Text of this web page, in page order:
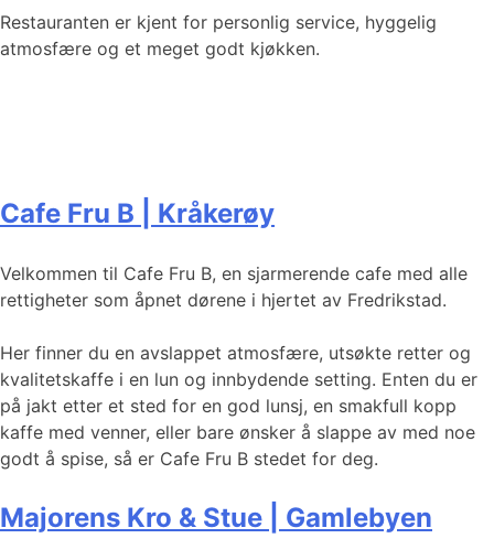
Restauranten er kjent for personlig service, hyggelig
atmosfære og et meget godt kjøkken.
Cafe Fru B | Kråkerøy
Velkommen til Cafe Fru B, en sjarmerende cafe med alle
rettigheter som åpnet dørene i hjertet av Fredrikstad.
Her finner du en avslappet atmosfære, utsøkte retter og
kvalitetskaffe i en lun og innbydende setting. Enten du er
på jakt etter et sted for en god lunsj, en smakfull kopp
kaffe med venner, eller bare ønsker å slappe av med noe
godt å spise, så er Cafe Fru B stedet for deg.
Majorens Kro & Stue | Gamlebyen